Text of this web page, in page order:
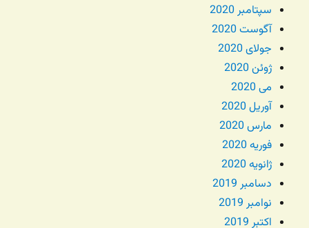
سپتامبر 2020
آگوست 2020
جولای 2020
ژوئن 2020
می 2020
آوریل 2020
مارس 2020
فوریه 2020
ژانویه 2020
دسامبر 2019
نوامبر 2019
اکتبر 2019